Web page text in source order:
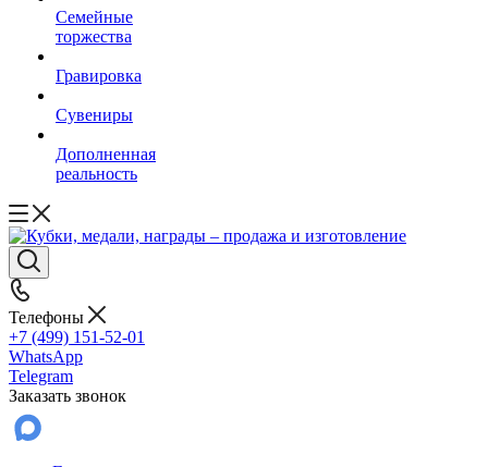
Семейные
торжества
Гравировка
Сувениры
Дополненная
реальность
Телефоны
+7 (499) 151-52-01
WhatsApp
Telegram
Заказать звонок